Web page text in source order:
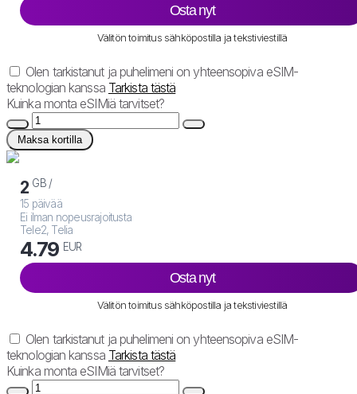
Osta nyt
Välitön toimitus sähköpostilla ja tekstiviestillä
Olen tarkistanut ja puhelimeni on yhteensopiva eSIM-
teknologian kanssa Tarkista tästä
Kuinka monta eSIMiä tarvitset?
Maksa kortilla
2 GB /
15 päivää
Ei ilman nopeusrajoitusta
Tele2, Telia
4.79 EUR
Osta nyt
Välitön toimitus sähköpostilla ja tekstiviestillä
Olen tarkistanut ja puhelimeni on yhteensopiva eSIM-
teknologian kanssa Tarkista tästä
Kuinka monta eSIMiä tarvitset?